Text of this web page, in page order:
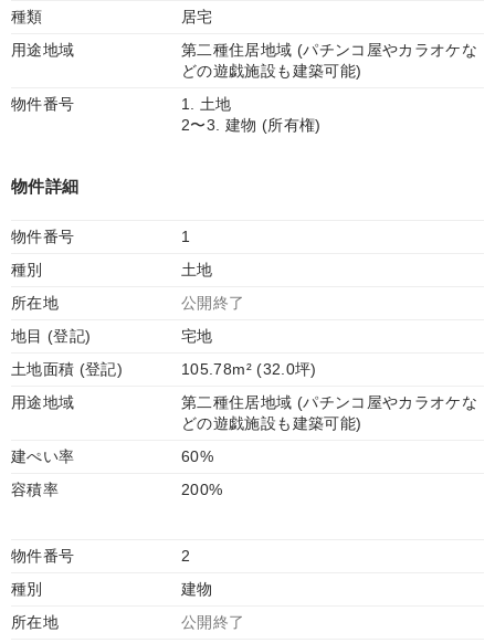
種類
居宅
用途地域
第二種住居地域 (パチンコ屋やカラオケな
どの遊戯施設も建築可能)
物件番号
1. 土地
2〜3. 建物 (所有権)
物件詳細
物件番号
1
種別
土地
所在地
公開終了
地目 (登記)
宅地
土地面積 (登記)
105.78m² (32.0坪)
用途地域
第二種住居地域 (パチンコ屋やカラオケな
どの遊戯施設も建築可能)
建ぺい率
60%
容積率
200%
物件番号
2
種別
建物
所在地
公開終了